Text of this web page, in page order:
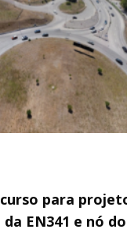
para
EN341 e nó